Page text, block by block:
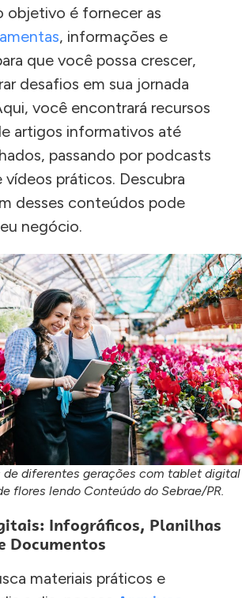
objetivo é fornecer as
, informações e
que você possa crescer,
desafios em sua jornada
você encontrará recursos
artigos informativos até
passando por podcasts
vídeos práticos. Descubra
desses conteúdos pode
negócio.
de diferentes gerações com tablet digital
flores lendo Conteúdo do Sebrae/PR.
Infográficos, Planilhas
Documentos
materiais práticos e